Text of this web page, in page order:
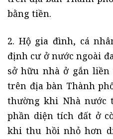
bằng tiền.
2. Hộ gia đình, cá
định cư ở nước ngoài
sở hữu nhà ở gắn
trên địa bàn Thành
thường khi Nhà nước
phần diện tích đất ở
khi thu hồi nhỏ hơn